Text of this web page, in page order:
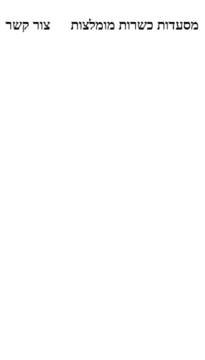
מסעדות כשרות מומלצות צור קשר